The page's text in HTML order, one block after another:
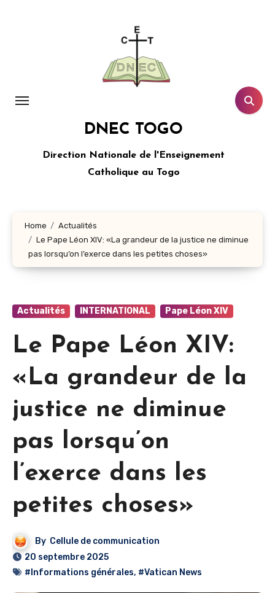
DNEC TOGO
Direction Nationale de l'Enseignement
Catholique au Togo
Home
Actualités
Le Pape Léon XIV: «La grandeur de la justice ne diminue
pas lorsqu’on l’exerce dans les petites choses»
Actualités INTERNATIONAL Pape Léon XIV
Le Pape Léon XIV:
«La grandeur de la
justice ne diminue
pas lorsqu’on
l’exerce dans les
petites choses»
By Cellule de communication
20 septembre 2025
#Informations générales, #Vatican News